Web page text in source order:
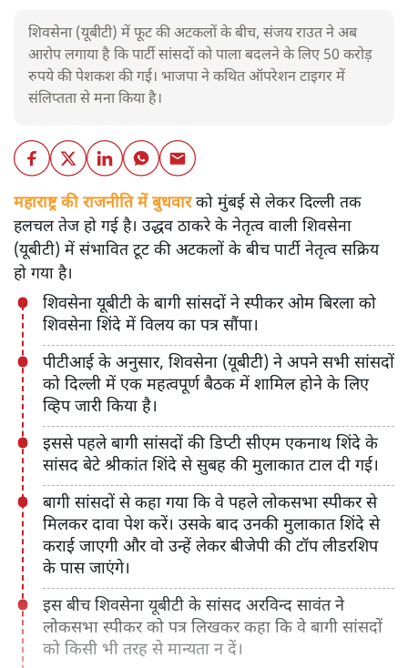
शिवसेना (यूबीटी) में फूट की अटकलों के बीच, संजय राउत ने अब
आरोप लगाया है कि पार्टी सांसदों को पाला बदलने के लिए 50 करोड़
रुपये की पेशकश की गई। भाजपा ने कथित ऑपरेशन टाइगर में
संलिप्तता से मना किया है।
महाराष्ट्र की राजनीति में बुधवारको मुंबई से लेकर दिल्ली तक
हलचल तेज हो गई है। उद्धव ठाकरे के नेतृत्व वाली शिवसेना
(यूबीटी) में संभावित टूट की अटकलों के बीच पार्टी नेतृत्व सक्रिय
हो गया है।
शिवसेना यूबीटी के बागी सांसदों ने स्पीकर ओम बिरला को
शिवसेना शिंदे में विलय का पत्र सौंपा।
पीटीआई के अनुसार, शिवसेना (यूबीटी) ने अपने सभी सांसदों
को दिल्ली में एक महत्वपूर्ण बैठक में शामिल होने के लिए
व्हिप जारी किया है।
इससे पहले बागी सांसदों की डिप्टी सीएम एकनाथ शिंदे के
सांसद बेटे श्रीकांत शिंदे से सुबह की मुलाकात टाल दी गई।
बागी सांसदों से कहा गया कि वे पहले लोकसभा स्पीकर से
मिलकर दावा पेश करें। उसके बाद उनकी मुलाकात शिंदे से
कराई जाएगी और वो उन्हें लेकर बीजेपी की टॉप लीडरशिप
के पास जाएंगे।
इस बीच शिवसेना यूबीटी के सांसद अरविन्द सावंत ने
लोकसभा स्पीकर को पत्र लिखकर कहा कि वे बागी सांसदों
को किसी भी तरह से मान्यता न दें।